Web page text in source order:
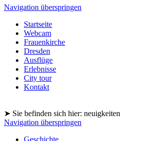
Navigation überspringen
Startseite
Webcam
Frauenkirche
Dresden
Ausflüge
Erlebnisse
City tour
Kontakt
➤ Sie befinden sich hier: neuigkeiten
Navigation überspringen
Geschichte